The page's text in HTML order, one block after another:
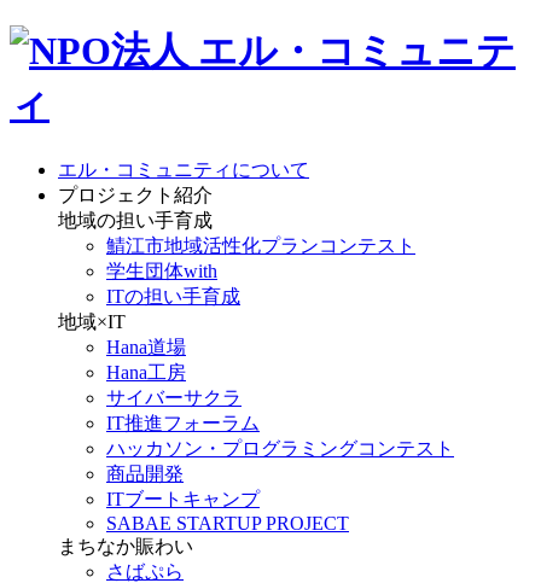
エル・コミュニティについて
プロジェクト紹介
地域の担い手育成
鯖江市地域活性化プランコンテスト
学生団体with
ITの担い手育成
地域×IT
Hana道場
Hana工房
サイバーサクラ
IT推進フォーラム
ハッカソン・プログラミングコンテスト
商品開発
ITブートキャンプ
SABAE STARTUP PROJECT
まちなか賑わい
さばぷら